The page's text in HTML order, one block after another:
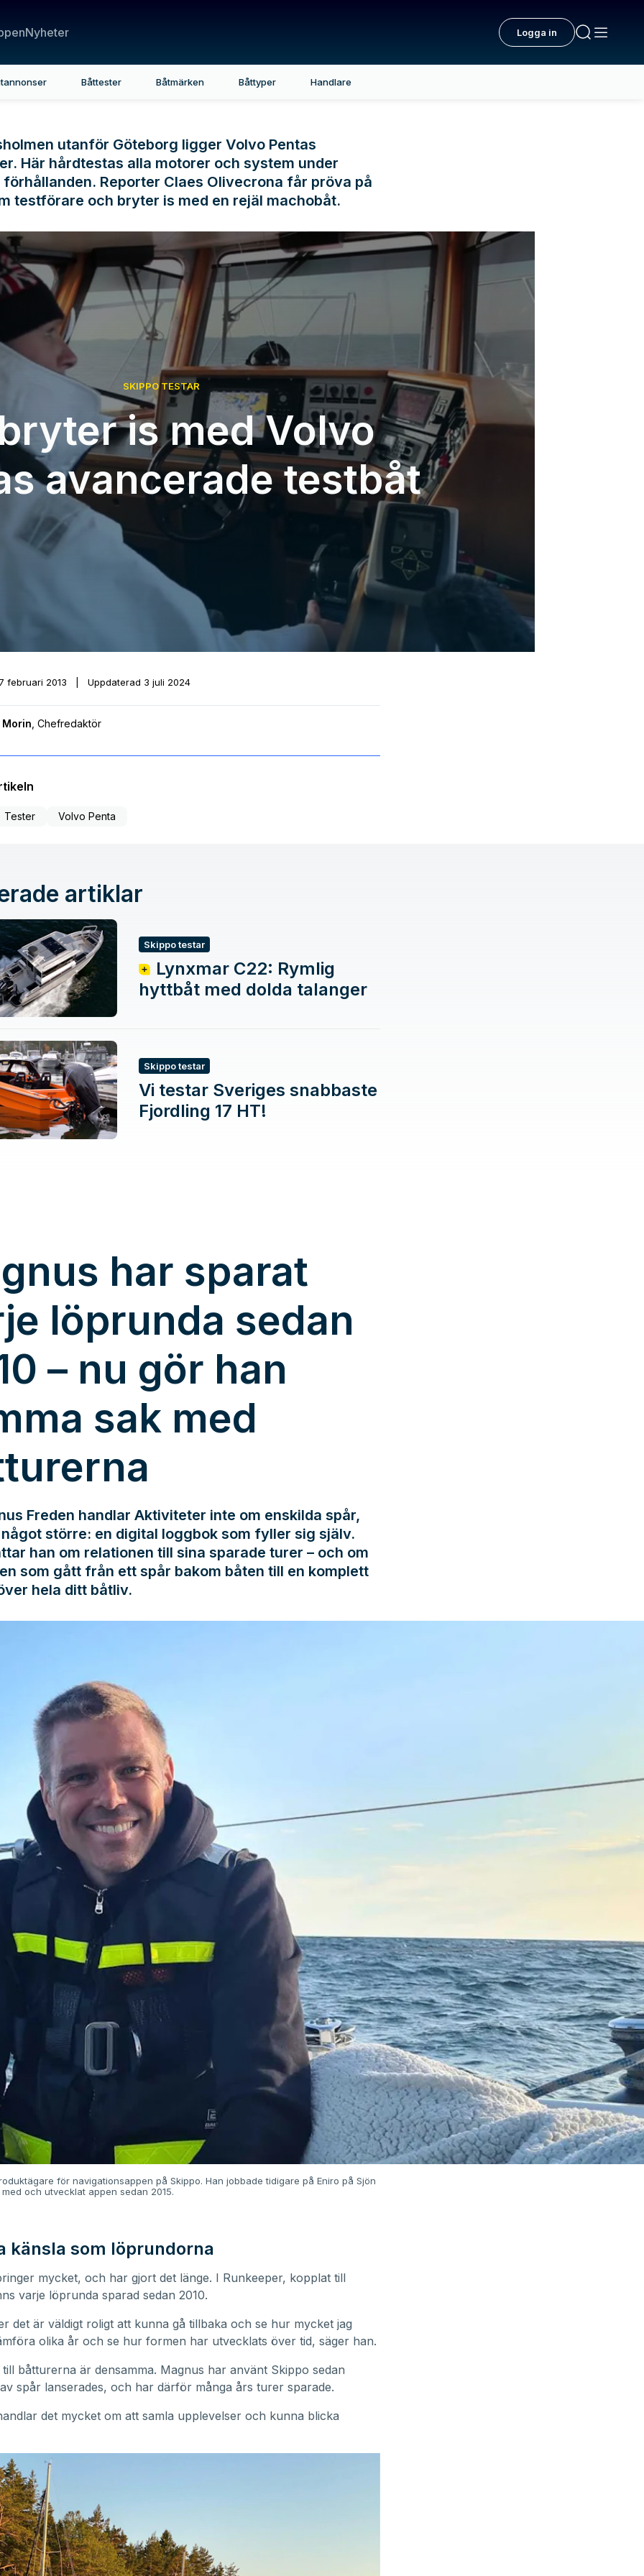
Nyheter Logga in
Båttester Båtmärken Båttyper Handlare
utanför Göteborg ligger Volvo Pentas
Här hårdtestas alla motorer och system under
Reporter Claes Olivecrona får pröva på
testförare och bryter is med en rejäl machobåt.
SKIPPO TESTAR
is med Volvo
avancerade testbåt
februari 2013 Uppdaterad 3 juli 2024
Morin Chefredaktör
Tester Volvo Penta
artiklar
Skippo testar
Lynxmar C22: Rymlig
hyttbåt med dolda talanger
Skippo testar
Vi testar Sveriges snabbaste
Fjordling 17 HT!
har sparat
löprunda sedan
– nu gör han
sak med
Freden handlar Aktiviteter inte om enskilda spår,
större: en digital loggbok som fyller sig själv.
han om relationen till sina sparade turer – och om
som gått från ett spår bakom båten till en komplett
hela ditt båtliv.
för navigationsappen på Skippo. Han jobbade tidigare på Eniro på Sjön
och utvecklat appen sedan 2015.
känsla som löprundorna
mycket, och har gjort det länge. I Runkeeper, kopplat till
varje löprunda sparad sedan 2010.
det är väldigt roligt att kunna gå tillbaka och se hur mycket jag
olika år och se hur formen har utvecklats över tid, säger han.
till båtturerna är densamma. Magnus har använt Skippo sedan
spår lanserades, och har därför många års turer sparade.
det mycket om att samla upplevelser och kunna blicka